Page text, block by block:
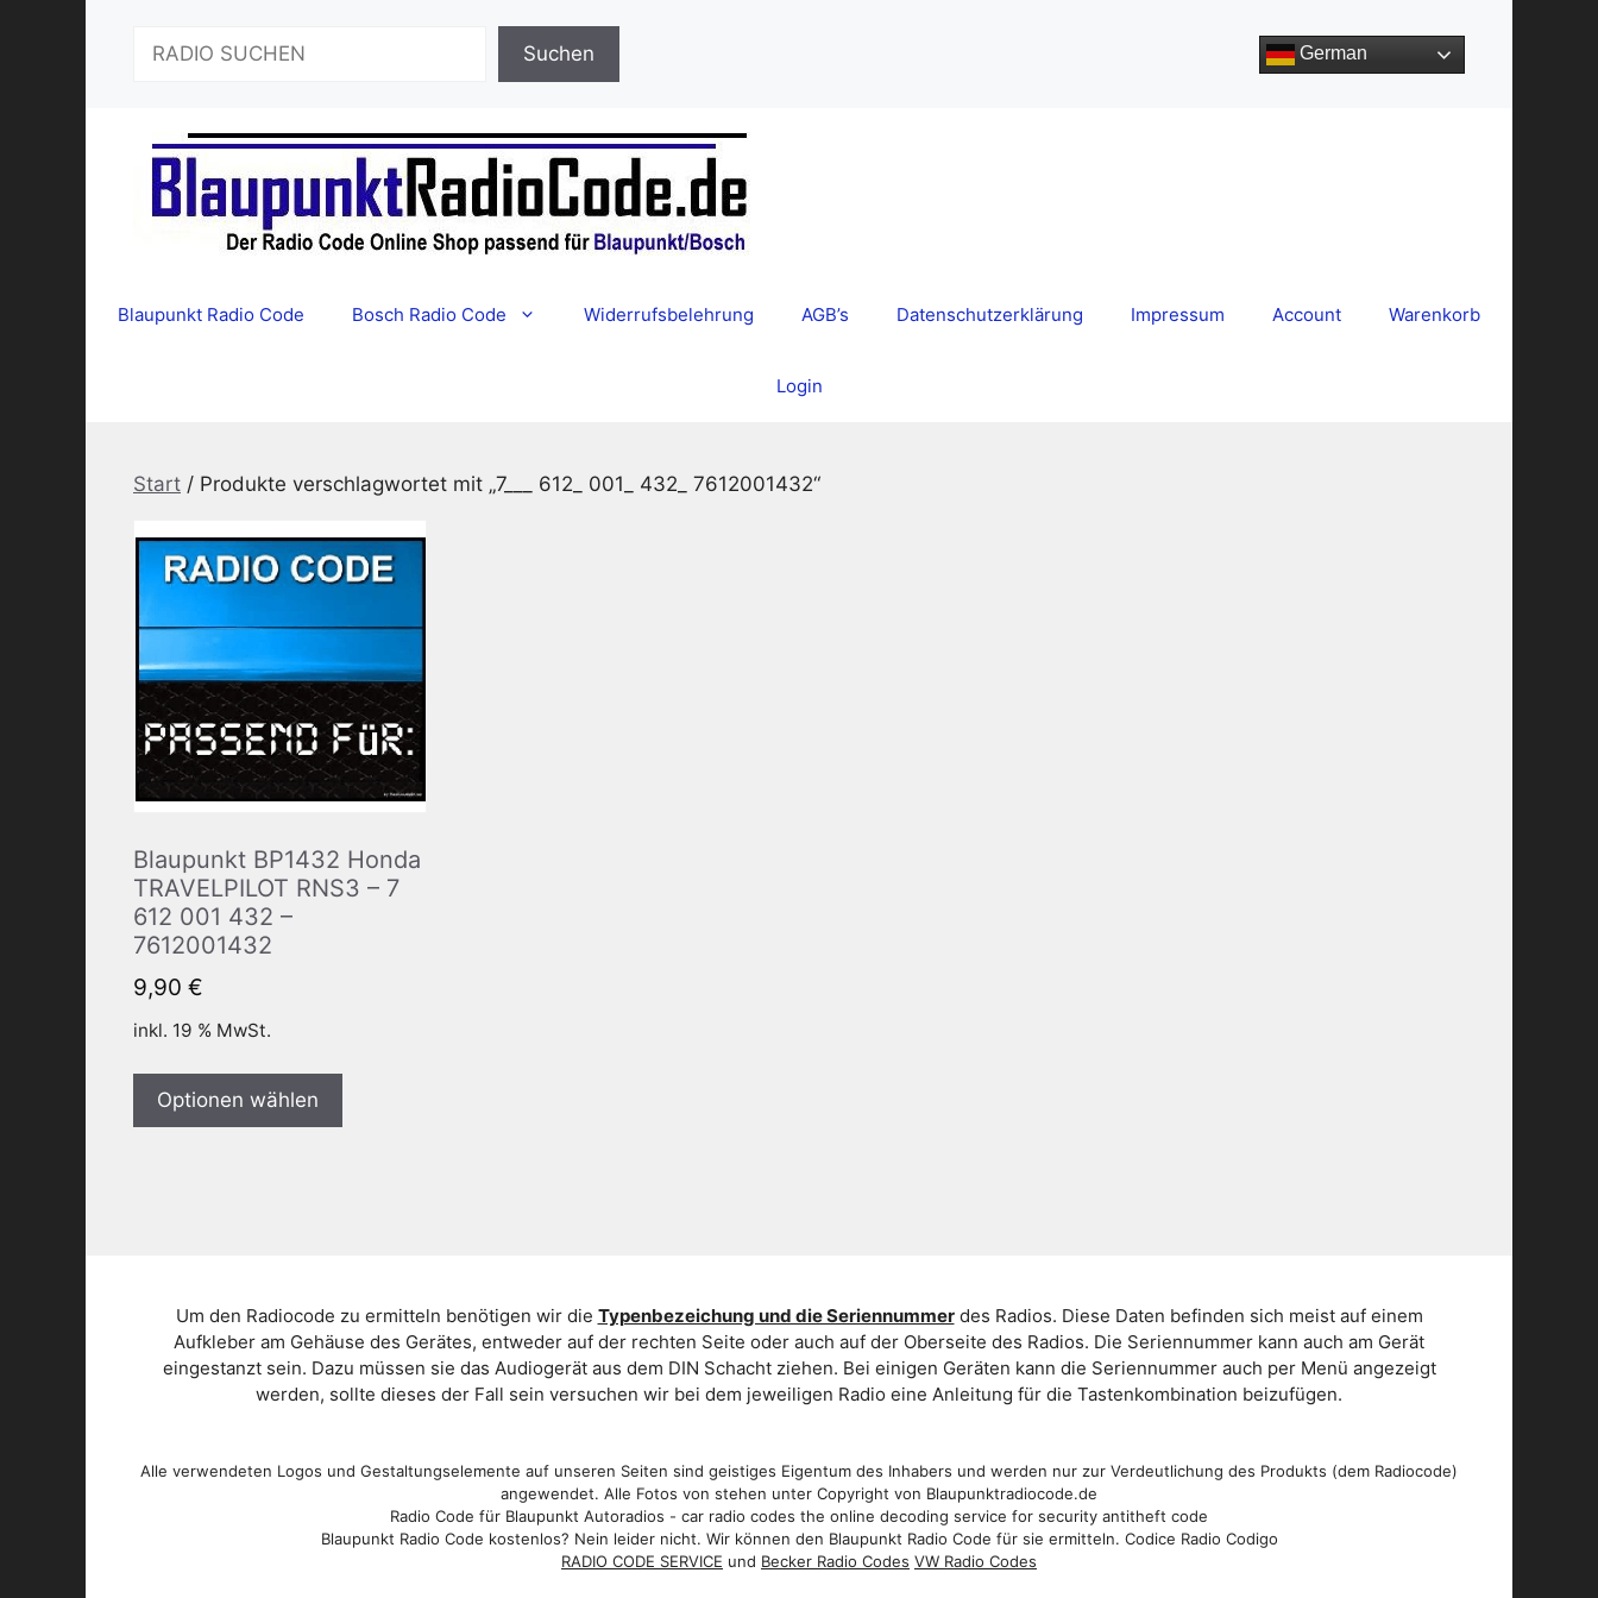
German
Suchen
Blaupunkt Radio Code Bosch Radio Code Widerrufsbelehrung AGB’s Datenschutzerklärung Impressum Account Warenkorb
Login
Start / Produkte verschlagwortet mit „7___ 612_ 001_ 432_ 7612001432“
Blaupunkt BP1432 Honda
TRAVELPILOT RNS3 – 7
612 001 432 –
7612001432
9,90 €
inkl. 19 % MwSt.
Optionen wählen
Um den Radiocode zu ermitteln benötigen wir die Typenbezeichung und die Seriennummerdes Radios. Diese Daten befinden sich meist auf einem
Aufkleber am Gehäuse des Gerätes, entweder auf der rechten Seite oder auch auf der Oberseite des Radios. Die Seriennummer kann auch am Gerät
eingestanzt sein. Dazu müssen sie das Audiogerät aus dem DIN Schacht ziehen. Bei einigen Geräten kann die Seriennummer auch per Menü angezeigt
werden, sollte dieses der Fall sein versuchen wir bei dem jeweiligen Radio eine Anleitung für die Tastenkombination beizufügen.
Alle verwendeten Logos und Gestaltungselemente auf unseren Seiten sind geistiges Eigentum des Inhabers und werden nur zur Verdeutlichung des Produkts (dem Radiocode)
angewendet. Alle Fotos von stehen unter Copyright von Blaupunktradiocode.de
Radio Code für Blaupunkt Autoradios - car radio codes the online decoding service for security antitheft code
Blaupunkt Radio Code kostenlos? Nein leider nicht. Wir können den Blaupunkt Radio Code für sie ermitteln. Codice Radio Codigo
RADIO CODE SERVICE und Becker Radio Codes VW Radio Codes